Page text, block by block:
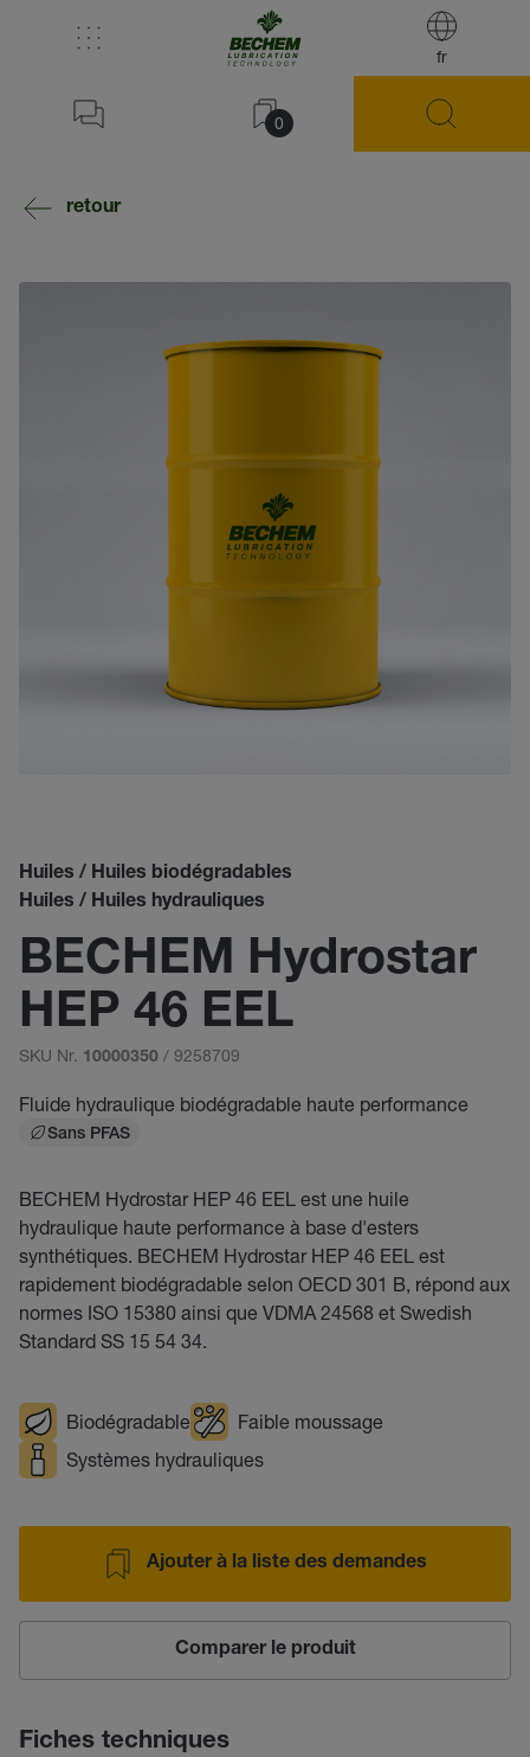
fr
0
retour
Huiles / Huiles biodégradables
Huiles / Huiles hydrauliques
BECHEM Hydrostar
HEP 46 EEL
SKU Nr. 10000350 / 9258709
Fluide hydraulique biodégradable haute performance
Sans PFAS
BECHEM Hydrostar HEP 46 EEL est une huile
hydraulique haute performance à base d'esters
synthétiques. BECHEM Hydrostar HEP 46 EEL est
rapidement biodégradable selon OECD 301 B, répond aux
normes ISO 15380 ainsi que VDMA 24568 et Swedish
Standard SS 15 54 34.
Biodégradable
Faible moussage
Systèmes hydrauliques
Ajouter à la liste des demandes
Comparer le produit
Fiches techniques